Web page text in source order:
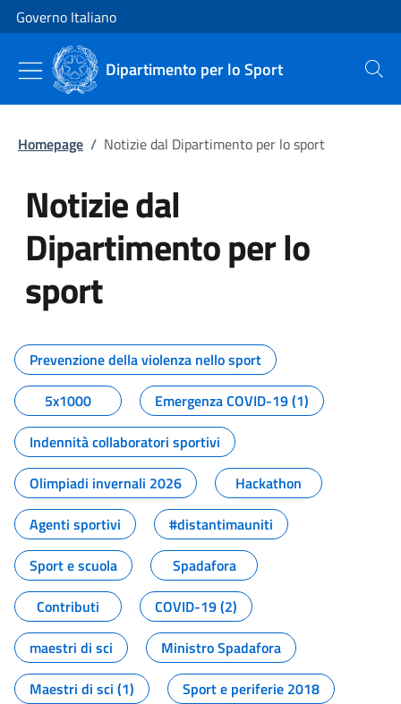
Vai al contenuto
Vai alla navigazione del sito
Governo Italiano
Dipartimento per lo Sport Cerca
Homepage / Notizie dal Dipartimento per lo sport
Notizie dal
Dipartimento per lo
sport
Tutti i contenuti della pagina
Prevenzione della violenza nello sport
5x1000
Emergenza COVID-19 (1)
Indennità collaboratori sportivi
Olimpiadi invernali 2026
Hackathon
Agenti sportivi
#distantimauniti
Sport e scuola
Spadafora
Contributi
COVID-19 (2)
maestri di sci
Ministro Spadafora
Maestri di sci (1)
Sport e periferie 2018